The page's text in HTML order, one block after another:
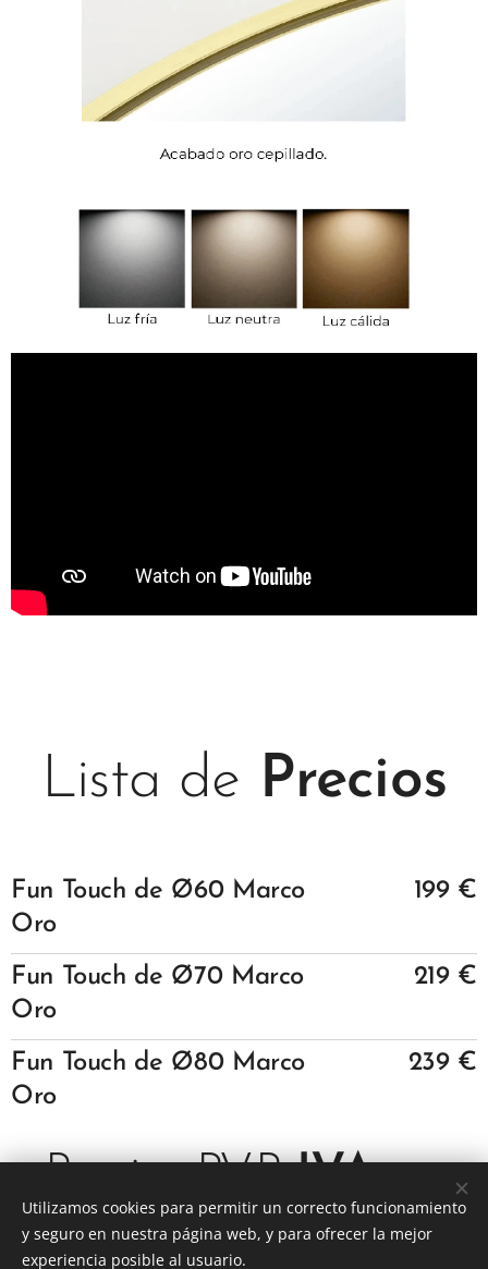
Lista de Precios
Fun Touch de Ø60 Marco
Oro
199 €
Fun Touch de Ø70 Marco
Oro
219 €
Fun Touch de Ø80 Marco
Oro
239 €
Precios P.V.PIVAno
Incluido
Utilizamos cookies para permitir un correcto funcionamiento
y seguro en nuestra página web, y para ofrecer la mejor
experiencia posible al usuario.